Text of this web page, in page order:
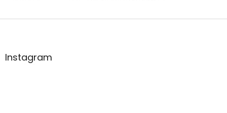
Z
aInstagram